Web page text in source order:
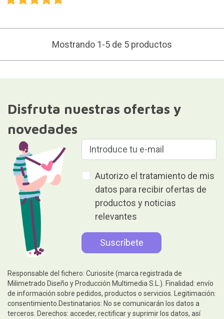
Mostrando 1-5 de 5 productos
Disfruta nuestras ofertas y
novedades
Autorizo el tratamiento de mis
datos para recibir ofertas de
productos y noticias
relevantes
Responsable del fichero: Curiosite (marca registrada de
Milimetrado Diseño y Producción Multimedia S.L.). Finalidad: envío
de información sobre pedidos, productos o servicios. Legitimación:
consentimiento.Destinatarios: No se comunicarán los datos a
terceros. Derechos: acceder, rectificar y suprimir los datos, así